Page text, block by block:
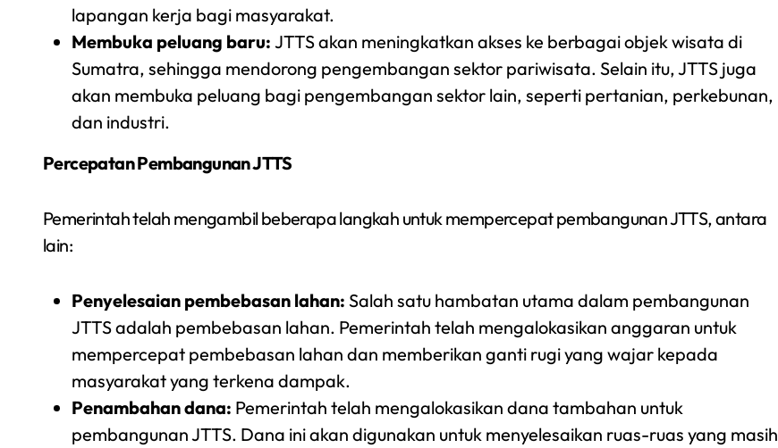
lapangan kerja bagi masyarakat.
Membuka peluang baru: JTTS akan meningkatkan akses ke berbagai objek wisata di
Sumatra, sehingga mendorong pengembangan sektor pariwisata. Selain itu, JTTS juga
akan membuka peluang bagi pengembangan sektor lain, seperti pertanian, perkebunan,
dan industri.
Percepatan Pembangunan JTTS
Pemerintah telah mengambil beberapa langkah untuk mempercepat pembangunan JTTS, antara
lain:
Penyelesaian pembebasan lahan: Salah satu hambatan utama dalam pembangunan
JTTS adalah pembebasan lahan. Pemerintah telah mengalokasikan anggaran untuk
mempercepat pembebasan lahan dan memberikan ganti rugi yang wajar kepada
masyarakat yang terkena dampak.
Penambahan dana: Pemerintah telah mengalokasikan dana tambahan untuk
pembangunan JTTS. Dana ini akan digunakan untuk menyelesaikan ruas-ruas yang masih